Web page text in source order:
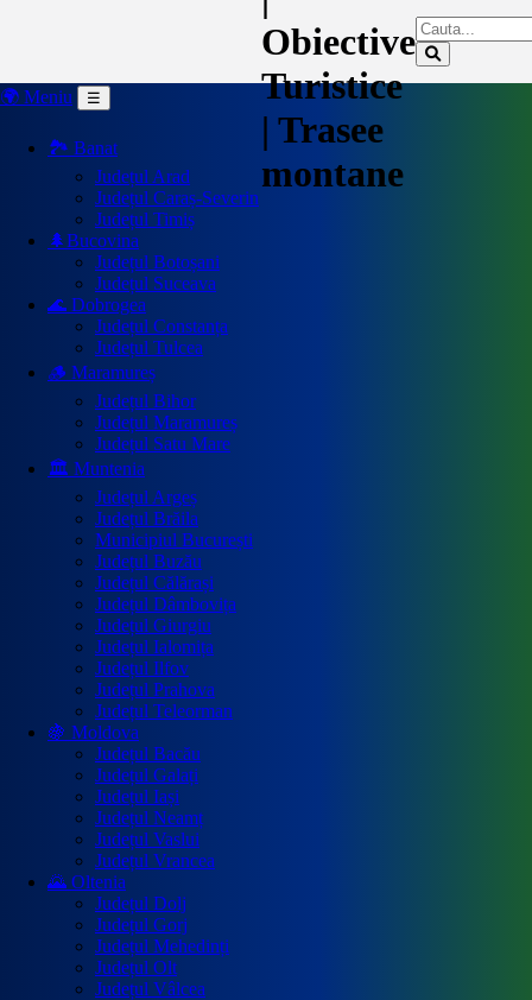
Obiective
Turistice
| Trasee
montane
🌍 Meniu ☰
🏞️ Banat
Județul Arad
Județul Caraș-Severin
Județul Timiș
🌲Bucovina
Județul Botoșani
Județul Suceava
🌊 Dobrogea
Județul Constanța
Județul Tulcea
🪵 Maramureș
Județul Bihor
Județul Maramureș
Județul Satu Mare
🏛️ Muntenia
Județul Argeș
Județul Brăila
Municipiul București
Județul Buzău
Județul Călărași
Județul Dâmbovița
Județul Giurgiu
Județul Ialomița
Județul Ilfov
Județul Prahova
Județul Teleorman
🍇 Moldova
Județul Bacău
Județul Galați
Județul Iași
Județul Neamț
Județul Vaslui
Județul Vrancea
🌄 Oltenia
Județul Dolj
Județul Gorj
Județul Mehedinți
Județul Olt
Județul Vâlcea